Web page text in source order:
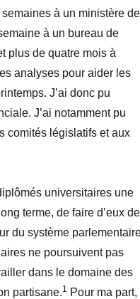
à un ministère de
à un bureau de
plus de quatre mois à
analyses pour aider les
J’ai donc pu
J’ai notamment pu
comités législatifs et aux
universitaires une
terme, de faire d’eux
du système
ne poursuivent pas
dans le domaine des
partisane.1 Pour ma part,